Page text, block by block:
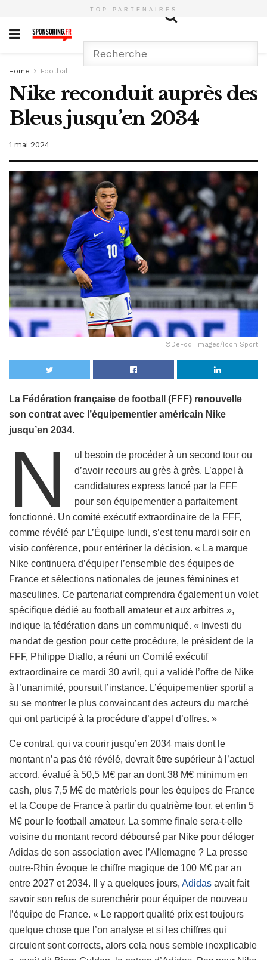
TOP PARTENAIRES
Home Football
Nike reconduit auprès des
Bleus jusqu’en 2034
1 mai 2024
©DeFodi Images/Icon Sport
La Fédération française de football (FFF) renouvelle
son contrat avec l’équipementier américain Nike
jusqu’en 2034.
N
ul besoin de procéder à un second tour ou
d’avoir recours au grès à grès. L’appel à
candidatures express lancé par la FFF
pour son équipementier a parfaitement
fonctionné. Un comité exécutif extraordinaire de la FFF,
comme révélé par L’Équipe lundi, s’est tenu mardi soir en
visio conférence, pour entériner la décision. « La marque
Nike continuera d’équiper l’ensemble des équipes de
France et sélections nationales de jeunes féminines et
masculines. Ce partenariat comprendra également un volet
spécifique dédié au football amateur et aux arbitres »,
indique la fédération dans un communiqué. « Investi du
mandat de gestion pour cette procédure, le président de la
FFF, Philippe Diallo, a réuni un Comité exécutif
extraordinaire ce mardi 30 avril, qui a validé l’offre de Nike
à l’unanimité, poursuit l’instance. L’équipementier sportif a
su se montrer le plus convaincant des acteurs du marché
qui ont participé à la procédure d’appel d’offres. »
Ce contrat, qui va courir jusqu’en 2034 mais dont le
montant n’a pas été révélé, devrait être supérieur à l’actuel
accord, évalué à 50,5 M€ par an dont 38 M€ minimum en
cash, plus 7,5 M€ de matériels pour les équipes de France
et la Coupe de France à partir du quatrième tour, et enfin 5
M€ pour le football amateur. La somme finale sera-t-elle
voisine du montant record déboursé par Nike pour déloger
Adidas de son association avec l’Allemagne ? La presse
outre-Rhin évoque le chiffre magique de 100 M€ par an
entre 2027 et 2034. Il y a quelques jours, Adidas avait fait
savoir son refus de surenchérir pour équiper de nouveau
l’équipe de France. « Le rapport qualité prix est toujours
quelque chose que l’on analyse et si les chiffres qui
circulent sont corrects, alors cela nous semble inexplicable